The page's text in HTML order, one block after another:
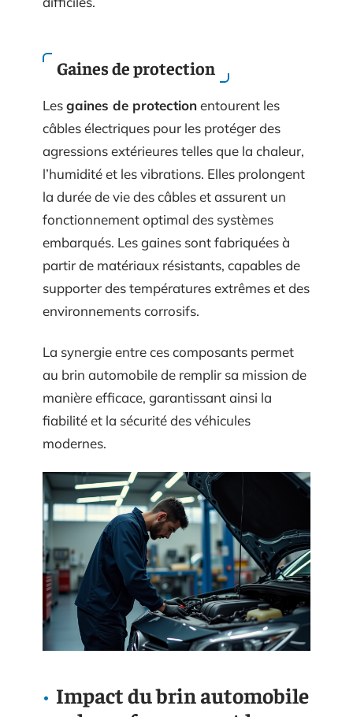
Gaines de protection
Lesgaines de protectionentourent les
câbles électriques pour les protéger des
agressions extérieures telles que la chaleur,
l’humidité et les vibrations. Elles prolongent
la durée de vie des câbles et assurent un
fonctionnement optimal des systèmes
embarqués. Les gaines sont fabriquées à
partir de matériaux résistants, capables de
supporter des températures extrêmes et des
environnements corrosifs.
La synergie entre ces composants permet
au brin automobile de remplir sa mission de
manière efficace, garantissant ainsi la
fiabilité et la sécurité des véhicules
modernes.
Impact du brin automobile